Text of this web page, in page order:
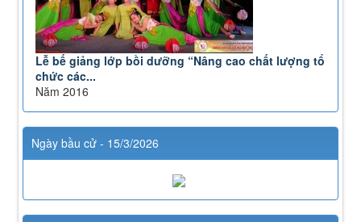
Lễ bế giảng lớp bồi dưỡng “Nâng cao chất lượng tổ
chức các...
Năm 2016
Ngày bầu cử - 15/3/2026